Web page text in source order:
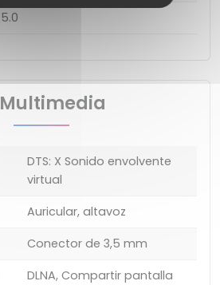
5.0
Multimedia
DTS: X Sonido envolvente
virtual
Auricular, altavoz
Conector de 3,5 mm
DLNA, Compartir pantalla